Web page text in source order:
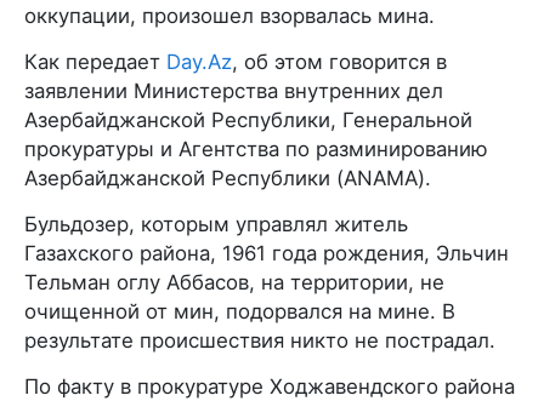
оккупации, произошел взорвалась мина.
Как передает Day.Az, об этом говорится в
заявлении Министерства внутренних дел
Азербайджанской Республики, Генеральной
прокуратуры и Агентства по разминированию
Азербайджанской Республики (ANAMA).
Бульдозер, которым управлял житель
Газахского района, 1961 года рождения, Эльчин
Тельман оглу Аббасов, на территории, не
очищенной от мин, подорвался на мине. В
результате происшествия никто не пострадал.
По факту в прокуратуре Ходжавендского района